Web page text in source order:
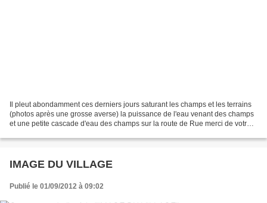
Il pleut abondamment ces derniers jours saturant les champs et les terrains
(photos après une grosse averse) la puissance de l'eau venant des champs
et une petite cascade d'eau des champs sur la route de Rue merci de votre
IMAGE DU VILLAGE
Publié le 01/09/2012 à 09:02